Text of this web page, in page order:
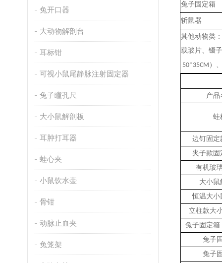
兔开口器
大动物解剖台
耳标钳
可视小鼠尾静脉注射固定器
兔子瞳孔尺
大小鼠解剖板
耳肿打耳器
蛙心夹
小鼠饮水壶
骨钳
动脉止血夹
兔笼架
兔子固定箱
斩鼠器
其他动物类
载玻片、镊
50*35CM ）
产品
蛙
边钉固定
夹子款固
有机玻
大小鼠
恒温大小
立柱款大
兔子固定箱
兔子
兔子